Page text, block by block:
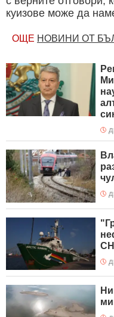
куизове може да
ОЩЕ НОВИНИ ОТ